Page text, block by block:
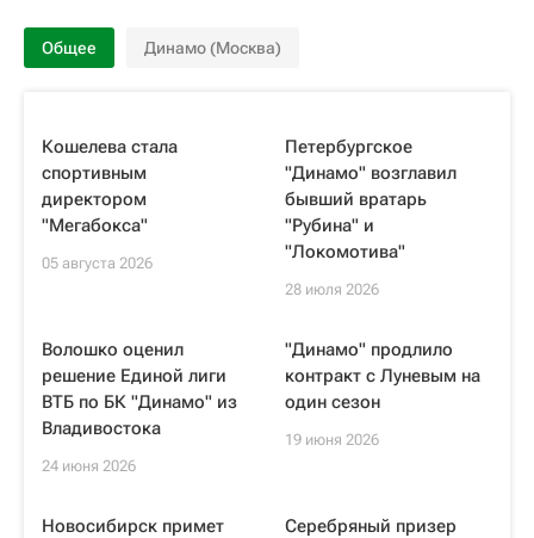
Общее Динамо (Москва)
Кошелева стала
спортивным
директором
"Мегабокса"
05 августа 2026
Петербургское
"Динамо" возглавил
бывший вратарь
"Рубина" и
"Локомотива"
28 июля 2026
Волошко оценил
решение Единой лиги
ВТБ по БК "Динамо" из
Владивостока
24 июня 2026
"Динамо" продлило
контракт с Луневым на
один сезон
19 июня 2026
Новосибирск примет
Серебряный призер